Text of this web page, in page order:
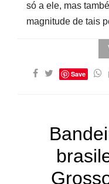
só a ele, mas
magnitude de tais
Save